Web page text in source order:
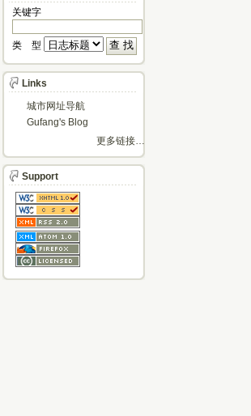
关键字
类 型
Links
城市网址导航
Gufang's Blog
更多链接…
Support